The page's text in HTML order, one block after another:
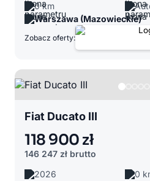
0 km
Warszawa (Mazowieckie)
Zobacz oferty:
Fiat Ducato III
118 900 zł
146 247 zł brutto
2026
0